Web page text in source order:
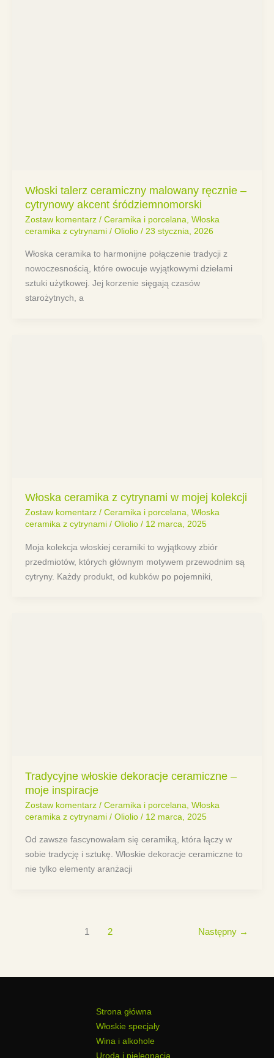
Włoski talerz ceramiczny malowany ręcznie –
cytrynowy akcent śródziemnomorski
Zostaw komentarz / Ceramika i porcelana Włoska
ceramika z cytrynami/ Oliolio / 23 stycznia, 2026
Włoska ceramika to harmonijne połączenie tradycji z
nowoczesnością, które owocuje wyjątkowymi dziełami
sztuki użytkowej. Jej korzenie sięgają czasów
starożytnych, a
Włoska ceramika z cytrynami w mojej kolekcji
Zostaw komentarz / Ceramika i porcelana, Włoska
ceramika z cytrynami/ Oliolio / 12 marca, 2025
Moja kolekcja włoskiej ceramiki to wyjątkowy zbiór
przedmiotów, których głównym motywem przewodnim są
cytryny. Każdy produkt, od kubków po pojemniki,
Tradycyjne włoskie dekoracje ceramiczne –
moje inspiracje
Zostaw komentarz / Ceramika i porcelana Włoska
ceramika z cytrynami/ Oliolio / 12 marca, 2025
Od zawsze fascynowałam się ceramiką, która łączy w
sobie tradycję i sztukę. Włoskie dekoracje ceramiczne to
nie tylko elementy aranżacji
1 2 Następny →
Strona główna
Włoskie specjały
Wina i alkohole
Uroda i pielęgnacja